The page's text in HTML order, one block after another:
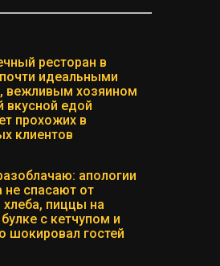
ресторан в
идеальными
вежливым хозяином
вкусной едой
прохожих в
клиентов
апологии
не спасают от
хлеба, пиццы на
с кетчупом и
шокировал гостей